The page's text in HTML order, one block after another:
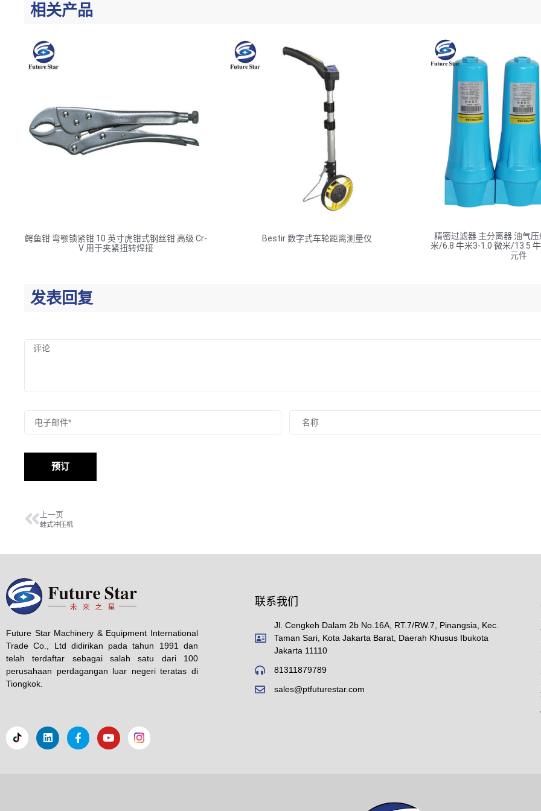
相关产品
鳄鱼钳 弯颚锁紧钳 10 英寸虎钳式钢丝钳 高级 Cr-
V 用于夹紧扭转焊接
Bestir 数字式车轮距离测量仪
精密过滤器 主分离器 油气
米/6.8 牛米3-1.0 微米/13.5
元件
发表回复
预订
上一页
蛙式冲压机
Future Star Machinery & Equipment International
Trade Co., Ltd didirikan pada tahun 1991 dan
telah terdaftar sebagai salah satu dari 100
perusahaan perdagangan luar negeri teratas di
Tiongkok.
联系我们
Jl. Cengkeh Dalam 2b No.16A, RT.7/RW.7, Pinangsia, Kec.
Taman Sari, Kota Jakarta Barat, Daerah Khusus Ibukota
Jakarta 11110
81311879789
sales@ptfuturestar.com